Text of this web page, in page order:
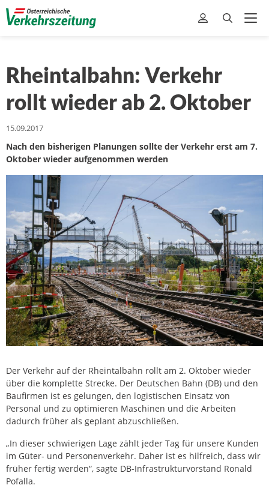
Rheintalbahn: Verkehr
rollt wieder ab 2. Oktober
15.09.2017
Nach den bisherigen Planungen sollte der Verkehr erst am 7.
Oktober wieder aufgenommen werden
Der Verkehr auf der Rheintalbahn rollt am 2. Oktober wieder
über die komplette Strecke. Der Deutschen Bahn (DB) und den
Baufirmen ist es gelungen, den logistischen Einsatz von
Personal und zu optimieren Maschinen und die Arbeiten
dadurch früher als geplant abzuschließen.
„In dieser schwierigen Lage zählt jeder Tag für unsere Kunden
im Güter- und Personenverkehr. Daher ist es hilfreich, dass wir
früher fertig werden“, sagte DB-Infrastrukturvorstand Ronald
Pofalla.